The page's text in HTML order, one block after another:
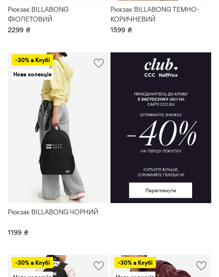
Рюкзак BILLABONG
ФІОЛЕТОВИЙ
2299 ₴
Рюкзак BILLABONG ТЕМНО-
КОРИЧНЕВИЙ
1599 ₴
-30% в Клубі
Нова колекція
Рюкзак BILLABONG ЧОРНИЙ
1199 ₴
-30% в Клубі -30% в Клубі